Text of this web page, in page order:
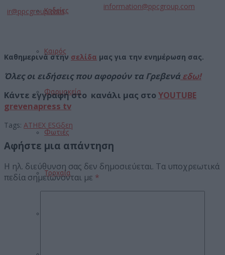
Κηδείες
Καιρός
Φαρμακεία
Φωτιές
Τροχαία
ir@ppcgroup.com
information@ppcgroup.com
Καθημερινά στην σελίδα μας για την ενημέρωση σας.
Όλες οι ειδήσεις που αφορούν τα Γρεβενάεδω!
Κάντε εγγραφή στο κανάλι μας στοYOUTUBE
grevenapress tv
Tags: ATHEX ESGδεη
Αφήστε μια απάντηση
Η ηλ. διεύθυνση σας δεν δημοσιεύεται. Τα υποχρεωτικά
πεδία σημειώνονται με *